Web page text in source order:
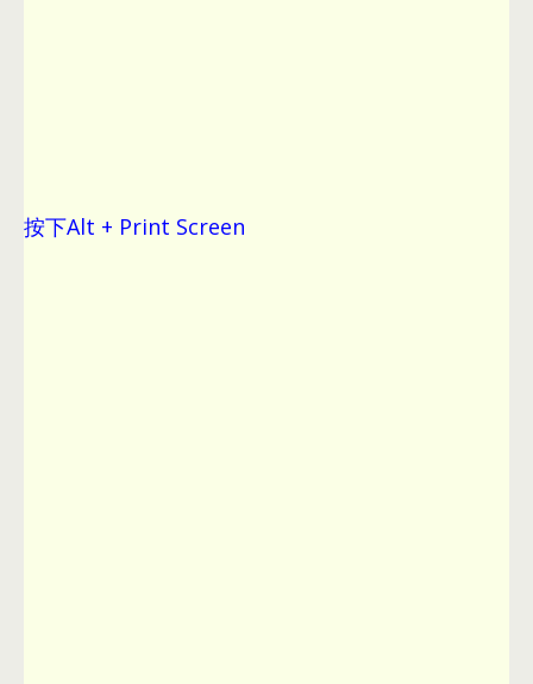
按下Alt + Print Screen